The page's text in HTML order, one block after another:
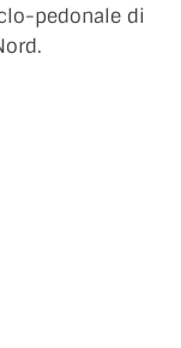
pedonale di